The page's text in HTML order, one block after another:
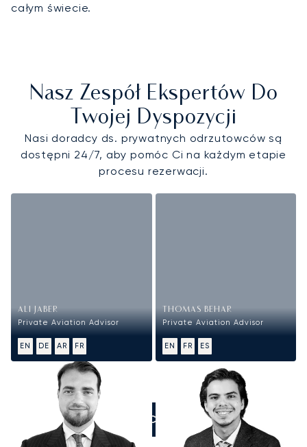
całym świecie.
Nasz Zespół Ekspertów Do
Twojej Dyspozycji
Nasi doradcy ds. prywatnych odrzutowców są
dostępni 24/7, aby pomóc Ci na każdym etapie
procesu rezerwacji.
ALI JABER
Private Aviation Advisor
EN DE AR FR
THOMAS BEHAR
Private Aviation Advisor
EN FR ES
ZADZWOŃCIE DO NAS